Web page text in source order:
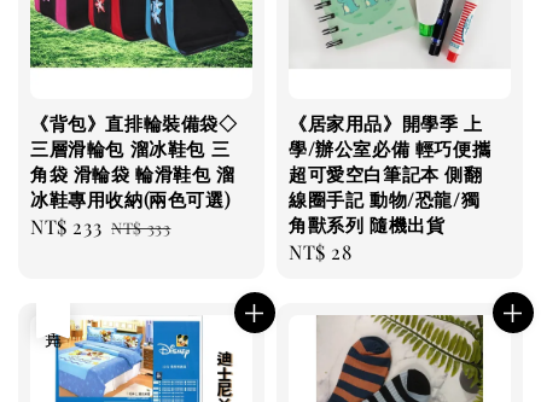
《背包》直排輪裝備袋◇
三層滑輪包 溜冰鞋包 三
角袋 滑輪袋 輪滑鞋包 溜
冰鞋專用收納(兩色可選)
Sale
NT$ 233 Regular
NT$ 333
《居家用品》開學季 上
學/辦公室必備 輕巧便攜
超可愛空白筆記本 側翻
線圈手記 動物/恐龍/獨
角獸系列 隨機出貨
Regular
NT$ 28